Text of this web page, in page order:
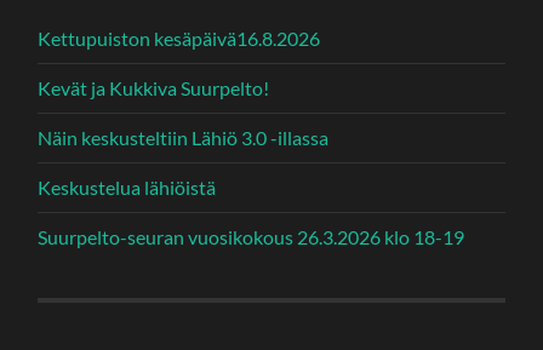
Kettupuiston kesäpäivä16.8.2026
Kevät ja Kukkiva Suurpelto!
Näin keskusteltiin Lähiö 3.0 -illassa
Keskustelua lähiöistä
Suurpelto-seuran vuosikokous 26.3.2026 klo 18-19